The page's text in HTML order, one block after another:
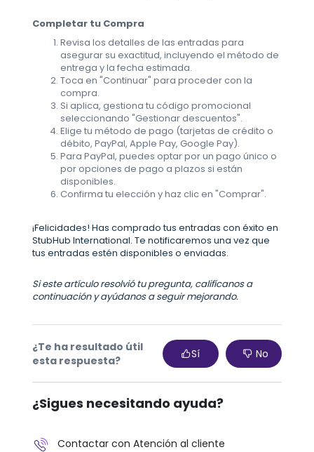
Completar tu Compra
Revisa los detalles de las entradas para
asegurar su exactitud, incluyendo el método de
entrega y la fecha estimada.
Toca en "Continuar" para proceder con la
compra.
Si aplica, gestiona tu código promocional
seleccionando "Gestionar descuentos".
Elige tu método de pago (tarjetas de crédito o
débito, PayPal, Apple Pay, Google Pay).
Para PayPal, puedes optar por un pago único o
por opciones de pago a plazos si están
disponibles.
Confirma tu elección y haz clic en "Comprar".
¡Felicidades! Has comprado tus entradas con éxito en
StubHub International. Te notificaremos una vez que
tus entradas estén disponibles o enviadas.
Si este artículo resolvió tu pregunta, califícanos a
continuación y ayúdanos a seguir mejorando.
¿Te ha resultado útil
esta respuesta?
Sí No
¿Sigues necesitando ayuda?
Contactar con Atención al cliente